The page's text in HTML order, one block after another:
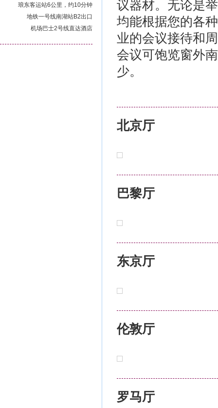
琅东客运站6公里，约10分钟
地铁一号线南湖站B2出口
机场巴士2号线直达酒店
议器材。无论是
均能根据您的各
业的会议接待和
会议可饱览窗外
少。
北京厅
巴黎厅
东京厅
伦敦厅
罗马厅